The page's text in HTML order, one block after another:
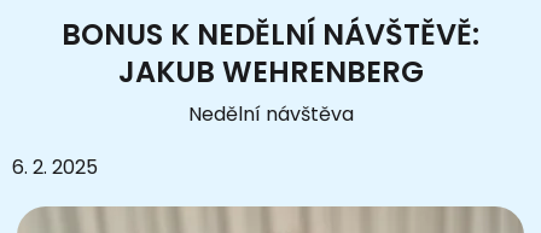
BONUS K NEDĚLNÍ NÁVŠTĚVĚ:
JAKUB WEHRENBERG
Nedělní návštěva
6. 2. 2025